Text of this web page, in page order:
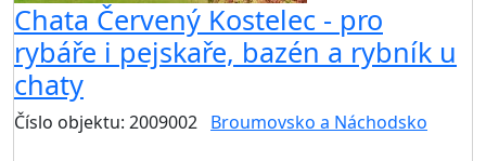
Chata Červený Kostelec - pro
rybáře i pejskaře, bazén a rybník u
chaty
Číslo objektu: 2009002 Broumovsko a Náchodsko